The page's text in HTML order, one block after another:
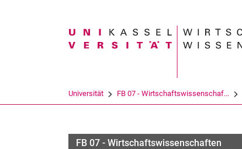
Suchbegriff
Universität FB 07 - Wirtschaftswissenschaf...
FB 07 - Wirtschaftswissenschaften